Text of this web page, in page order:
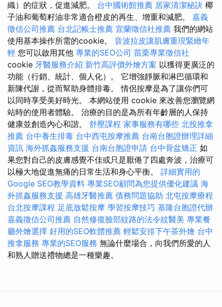
織）的症狀，促進減肥。 台中國術館推薦 居家清潔秘訣 椰
子油和葡萄籽油非常適合橙皮的再生、增重和減肥。 嘉義
徵信公司推薦 台北記帳士推薦 宜蘭徵信社推薦 我們的網站
使用基本操作所需的cookie。 音波拉皮讓肌膚重現緊緻年
輕 您可以啟用其他 專業的SEO公司 苗栗專業徵信社
cookie 牙醫服務介紹 新竹高評價外燴方案 以獲得更廣泛的
功能（行銷、統計、個人化）。 它增強靜脈和淋巴循環和
新陳代謝，從而幫助身體排毒。 情侶按摩是為了讓你們可
以同時享受美好時光。 本網站使用 cookie 來改善您瀏覽網
站時的使用者體驗。 治療的目的是為所有年齡層的人保持
健康並創造內心和諧。 舒壓課程 家事服務有哪些 北投推拿
推薦 台中養生排毒 台中西屯按摩推薦 台南台胞證辦理詳細
資訊 海外抓姦服務支援 台南台胞證申請 台中骨盆矯正 如
果您對自己的皮膚感覺不佳或只是厭倦了四處奔波，治療可
以極大地促進無痛的日常生活和身心平衡。 詳細實用的
Google SEO教學資料 專業SEO顧問為您提供優化建議 海
外抓姦服務支援 高雄牙醫推薦 債務問題協助 北屯按摩療程
台北按摩課程 足底放鬆按摩 學習按摩技巧 基隆台胞證代辦
嘉義徵信公司推薦 自然修復臉部紋路的法令紋醫美 專業餐
廳外燴選擇 好用的SEO軟體推薦 輕鬆安排下午茶外燴 台中
推拿服務 專業的SEO服務 無論什麼場合，向我們所愛的人
和熟人贈送禮物總是一種樂趣。